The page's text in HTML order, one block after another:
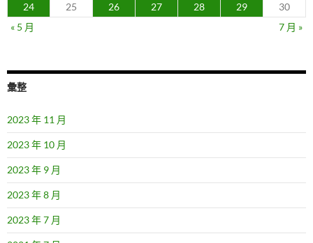
24
25 26 27 28 29
30
« 5 月
7 月 »
彙整
2023 年 11 月
2023 年 10 月
2023 年 9 月
2023 年 8 月
2023 年 7 月